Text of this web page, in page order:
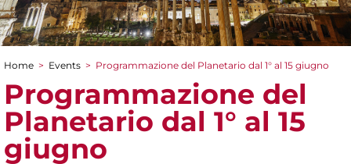
You are here
Home > Events > Programmazione del Planetario dal 1° al 15 giugno
Programmazione del
Planetario dal 1° al 15
giugno